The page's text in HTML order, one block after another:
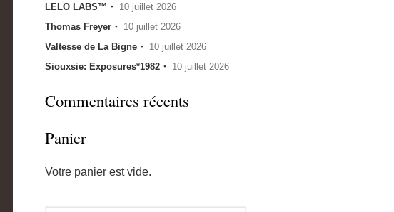
LELO LABS™・ 10 juillet 2026
Thomas Freyer・ 10 juillet 2026
Valtesse de La Bigne・ 10 juillet 2026
Siouxsie: Exposures*1982・ 10 juillet 2026
Commentaires récents
Panier
Votre panier est vide.